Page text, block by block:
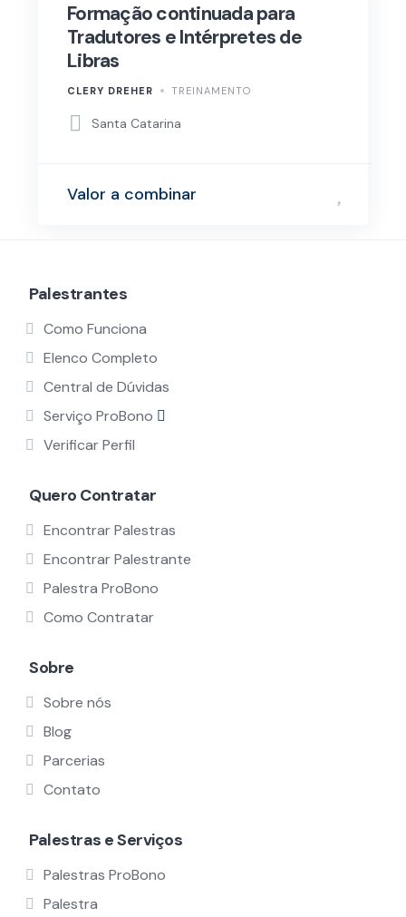
Formação continuada para
Tradutores e Intérpretes de
Libras
CLERY DREHER TREINAMENTO
Santa Catarina
Valor a combinar
Palestrantes
Como Funciona
Elenco Completo
Central de Dúvidas
Serviço ProBono
Verificar Perfil
Quero Contratar
Encontrar Palestras
Encontrar Palestrante
Palestra ProBono
Como Contratar
Sobre
Sobre nós
Blog
Parcerias
Contato
Palestras e Serviços
Palestras ProBono
Palestra